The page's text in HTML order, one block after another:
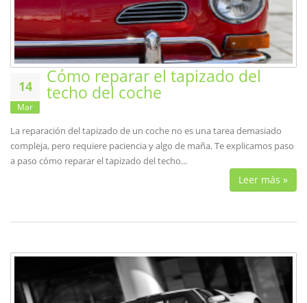
14
Mar
Cómo reparar el tapizado del
techo del coche
La reparación del tapizado de un coche no es una tarea demasiado
compleja, pero requiere paciencia y algo de maña. Te explicamos paso
a paso cómo reparar el tapizado del techo...
Leer más »